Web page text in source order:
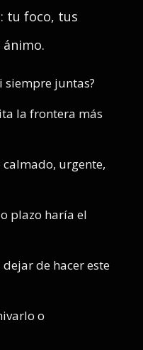
tu foco, tus
siempre juntas?
la frontera más
calmado, urgente,
plazo haría el
de hacer este
o